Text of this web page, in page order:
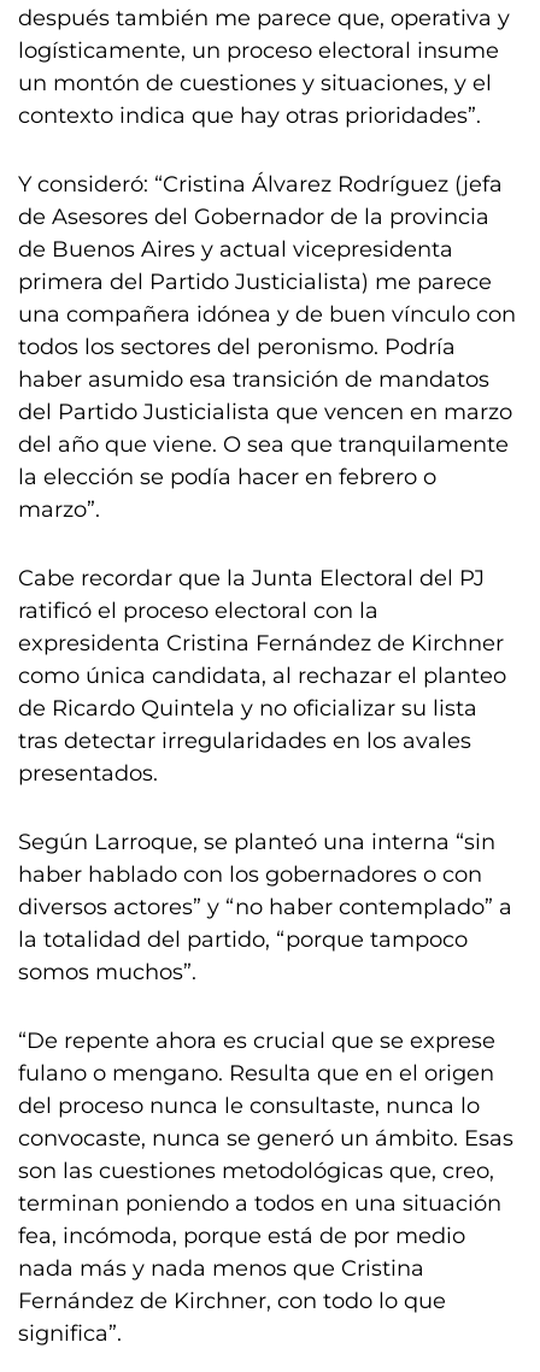
después también me parece que, operativa y
logísticamente, un proceso electoral insume
un montón de cuestiones y situaciones, y el
contexto indica que hay otras prioridades”.
Y consideró: “Cristina Álvarez Rodríguez (jefa
de Asesores del Gobernador de la provincia
de Buenos Aires y actual vicepresidenta
primera del Partido Justicialista) me parece
una compañera idónea y de buen vínculo con
todos los sectores del peronismo. Podría
haber asumido esa transición de mandatos
del Partido Justicialista que vencen en marzo
del año que viene. O sea que tranquilamente
la elección se podía hacer en febrero o
marzo”.
Cabe recordar que la Junta Electoral del PJ
ratificó el proceso electoral con la
expresidenta Cristina Fernández de Kirchner
como única candidata, al rechazar el planteo
de Ricardo Quintela y no oficializar su lista
tras detectar irregularidades en los avales
presentados.
Según Larroque, se planteó una interna “sin
haber hablado con los gobernadores o con
diversos actores” y “no haber contemplado” a
la totalidad del partido, “porque tampoco
somos muchos”.
“De repente ahora es crucial que se exprese
fulano o mengano. Resulta que en el origen
del proceso nunca le consultaste, nunca lo
convocaste, nunca se generó un ámbito. Esas
son las cuestiones metodológicas que, creo,
terminan poniendo a todos en una situación
fea, incómoda, porque está de por medio
nada más y nada menos que Cristina
Fernández de Kirchner, con todo lo que
significa”.